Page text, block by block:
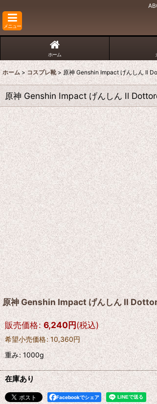
メニュー
ホーム
ホーム > コスプレ靴 > 原神 Genshin Impact げんしん Il
原神 Genshin Impact げんしん Il
原神 Genshin Impact げんしん Il
販売価格: 6,240円(税込)
希望小売価格: 10,360円
重み:1000g
在庫あり
Facebookでシェア